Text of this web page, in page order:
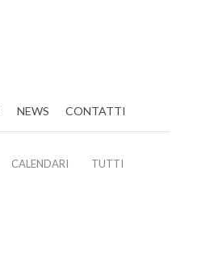
NEWS CONTATTI
CALENDARI TUTTI